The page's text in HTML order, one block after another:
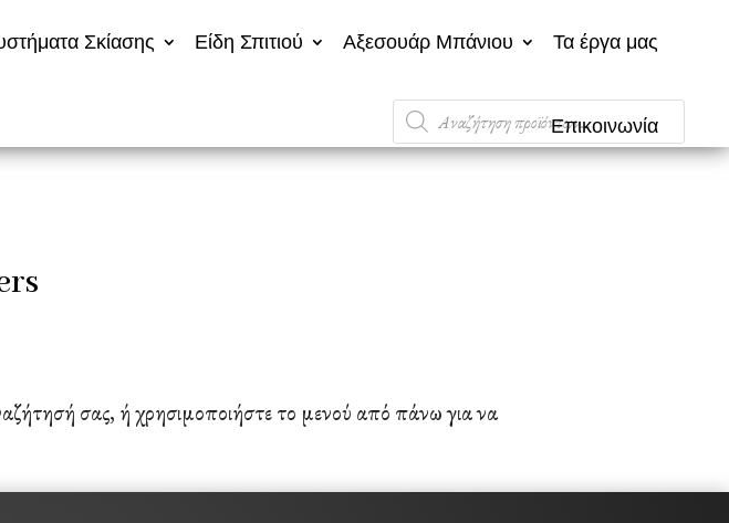
Σκίασης Είδη Σπιτιού Αξεσουάρ Μπάνιου Τα έργα μας
Επικοινωνία
Products
search
σας, ή χρησιμοποιήστε το μενού από πάνω για να